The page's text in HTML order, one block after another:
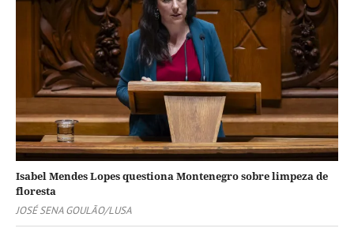
Isabel Mendes Lopes questiona Montenegro sobre limpeza de
floresta
JOSÉ SENA GOULÃO/LUSA